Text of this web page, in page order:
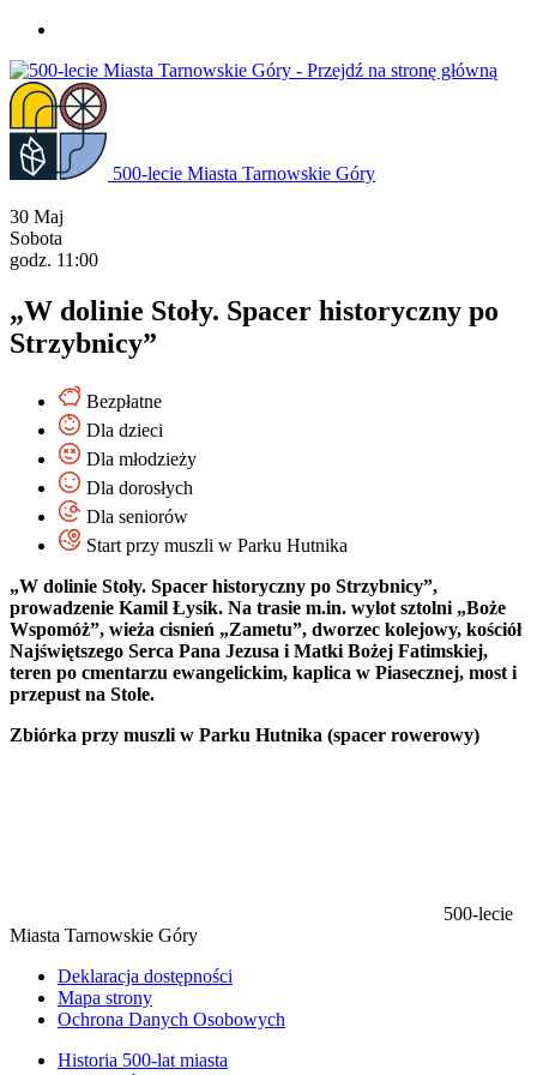
treści
500-lecie Miasta Tarnowskie Góry
30 Maj
Sobota
godz. 11:00
„W dolinie Stoły. Spacer historyczny po
Strzybnicy”
Bezpłatne
Dla dzieci
Dla młodzieży
Dla dorosłych
Dla seniorów
Start przy muszli w Parku Hutnika
„W dolinie Stoły. Spacer historyczny po Strzybnicy”,
prowadzenie Kamil Łysik. Na trasie m.in. wylot sztolni „Boże
Wspomóż”, wieża cisnień „Zametu”, dworzec kolejowy, kościół
Najświętszego Serca Pana Jezusa i Matki Bożej Fatimskiej,
teren po cmentarzu ewangelickim, kaplica w Piasecznej, most i
przepust na Stole.
Zbiórka przy muszli w Parku Hutnika (spacer rowerowy)
500-lecie
Miasta Tarnowskie Góry
Deklaracja dostępności
Mapa strony
Ochrona Danych Osobowych
Historia 500-lat miasta